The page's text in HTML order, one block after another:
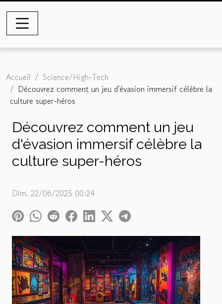
Accueil
Science/High-Tech
Découvrez comment un jeu d'évasion immersif célèbre la
culture super-héros
Découvrez comment un jeu
d'évasion immersif célèbre la
culture super-héros
Dim. 22/06/2025 00:24